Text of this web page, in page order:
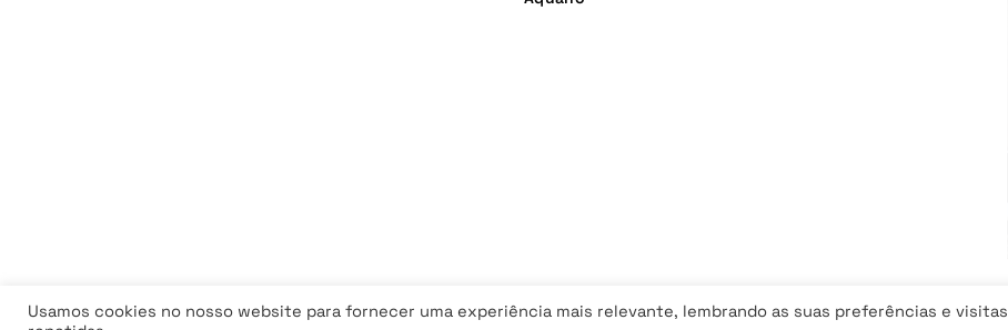
Usamos cookies no nosso website para fornecer uma experiência mais relevante, lembrando as suas preferências e visitas